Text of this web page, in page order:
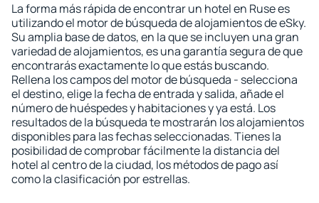
La forma más rápida de encontrar un hotel en Ruse es
utilizando el motor de búsqueda de alojamientos de eSky.
Su amplia base de datos, en la que se incluyen una gran
variedad de alojamientos, es una garantía segura de que
encontrarás exactamente lo que estás buscando.
Rellena los campos del motor de búsqueda - selecciona
el destino, elige la fecha de entrada y salida, añade el
número de huéspedes y habitaciones y ya está. Los
resultados de la búsqueda te mostrarán los alojamientos
disponibles para las fechas seleccionadas. Tienes la
posibilidad de comprobar fácilmente la distancia del
hotel al centro de la ciudad, los métodos de pago así
como la clasificación por estrellas.